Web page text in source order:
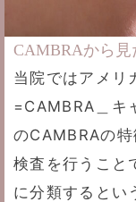
CAMBRAから
当院ではアメリ
=CAMBRA＿キ
のCAMBRAの
検査を行うこと
に分類するとい